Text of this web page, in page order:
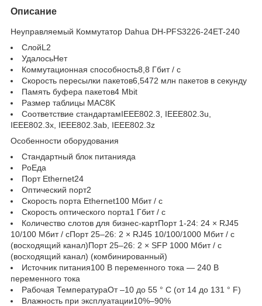
Описание
Неуправляемый Коммутатор Dahua DH-PFS3226-24ET-240
СлойL2
УдалосьНет
Коммутационная способность8,8 Гбит / с
Скорость пересылки пакетов6,5472 млн пакетов в секунду
Память буфера пакетов4 Mbit
Размер таблицы MAC8K
Соответствие стандартамIEEE802.3, IEEE802.3u,
IEEE802.3x, IEEE802.3ab, IEEE802.3z
Особенности оборудования
Стандартный блок питанияда
PoEда
Порт Ethernet24
Оптический порт2
Скорость порта Ethernet100 Мбит / с
Скорость оптического порта1 Гбит / с
Количество слотов для бизнес-картПорт 1-24: 24 × RJ45
10/100 Мбит / сПорт 25–26: 2 × RJ45 10/100/1000 Мбит / с
(восходящий канал)Порт 25–26: 2 × SFP 1000 Мбит / с
(восходящий канал) (комбинированный)
Источник питания100 В переменного тока — 240 В
переменного тока
Рабочая ТемператураОт –10 до 55 ° C (от 14 до 131 ° F)
Влажность при эксплуатации10%–90%